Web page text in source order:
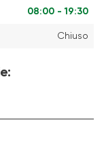
08:00 - 19:30
Chiuso